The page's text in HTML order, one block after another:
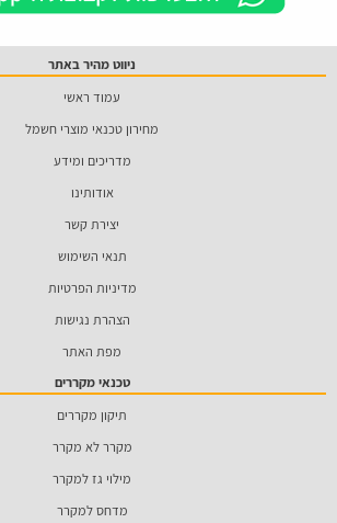
ניווט מהיר באתר
עמוד ראשי
מחירון טכנאי מוצרי חשמל
מדריכים ומידע
אודותינו
יצירת קשר
תנאי השימוש
מדיניות הפרטיות
הצהרת נגישות
מפת האתר
טכנאי מקררים
תיקון מקררים
מקרר לא מקרר
מילוי גז למקרר
מדחס למקרר